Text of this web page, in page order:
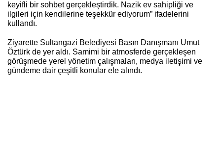
keyifli bir sohbet gerçekleştirdik. Nazik ev sahipliği ve
ilgileri için kendilerine teşekkür ediyorum” ifadelerini
kullandı.
Ziyarette Sultangazi Belediyesi Basın Danışmanı Umut
Öztürk de yer aldı. Samimi bir atmosferde gerçekleşen
görüşmede yerel yönetim çalışmaları, medya iletişimi ve
gündeme dair çeşitli konular ele alındı.